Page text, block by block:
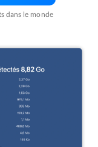
dans le monde